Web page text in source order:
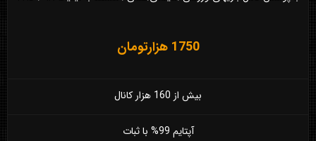
1750 هزارتومان
بیش از 160 هزار کانال
آپتایم 99% با ثبات